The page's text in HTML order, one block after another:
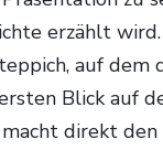
erzählt
auf dem
Blick auf
direkt